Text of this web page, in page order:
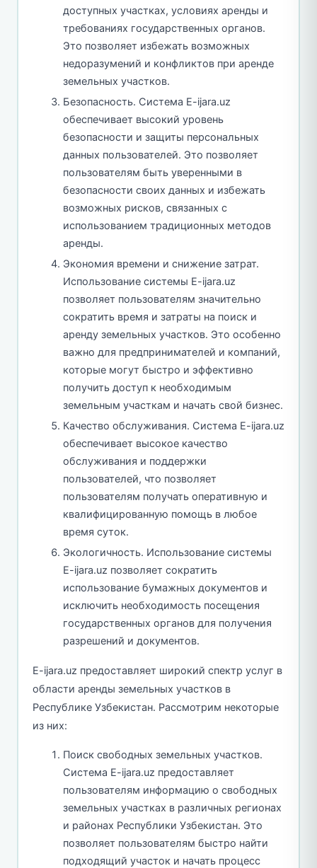
доступных участках, условиях аренды и
требованиях государственных органов.
Это позволяет избежать возможных
недоразумений и конфликтов при аренде
земельных участков.
Безопасность. Система E-ijara.uz
обеспечивает высокий уровень
безопасности и защиты персональных
данных пользователей. Это позволяет
пользователям быть уверенными в
безопасности своих данных и избежать
возможных рисков, связанных с
использованием традиционных методов
аренды.
Экономия времени и снижение затрат.
Использование системы E-ijara.uz
позволяет пользователям значительно
сократить время и затраты на поиск и
аренду земельных участков. Это особенно
важно для предпринимателей и компаний,
которые могут быстро и эффективно
получить доступ к необходимым
земельным участкам и начать свой бизнес.
Качество обслуживания. Система E-ijara.uz
обеспечивает высокое качество
обслуживания и поддержки
пользователей, что позволяет
пользователям получать оперативную и
квалифицированную помощь в любое
время суток.
Экологичность. Использование системы
E-ijara.uz позволяет сократить
использование бумажных документов и
исключить необходимость посещения
государственных органов для получения
разрешений и документов.
E-ijara.uz предоставляет широкий спектр услуг в
области аренды земельных участков в
Республике Узбекистан. Рассмотрим некоторые
из них:
Поиск свободных земельных участков.
Система E-ijara.uz предоставляет
пользователям информацию о свободных
земельных участках в различных регионах
и районах Республики Узбекистан. Это
позволяет пользователям быстро найти
подходящий участок и начать процесс